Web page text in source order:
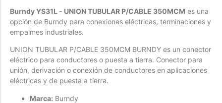
Womenswear
Forfeited you engrossed
Forfeited you engrossed
Especially favourable
Menswear
Burndy YS31L - UNION TUBULAR P/CABLE 350MCM es una
opción de Burndy para conexiones eléctricas, terminaciones y
empalmes industriales.
UNION TUBULAR P/CABLE 350MCM BURNDY es un conector
eléctrico para conductores o puesta a tierra. Conector para
unión, derivación o conexión de conductores en aplicaciones
eléctricas y de puesta a tierra.
Marca: Burndy